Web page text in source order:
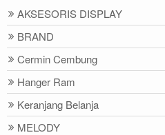
AKSESORIS DISPLAY
BRAND
Cermin Cembung
Hanger Ram
Keranjang Belanja
MELODY